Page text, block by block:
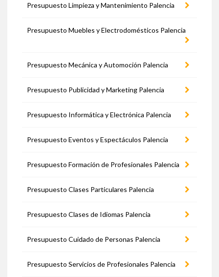
Presupuesto Limpieza y Mantenimiento Palencia
Presupuesto Muebles y Electrodomésticos Palencia
Presupuesto Mecánica y Automoción Palencia
Presupuesto Publicidad y Marketing Palencia
Presupuesto Informática y Electrónica Palencia
Presupuesto Eventos y Espectáculos Palencia
Presupuesto Formación de Profesionales Palencia
Presupuesto Clases Particulares Palencia
Presupuesto Clases de Idiomas Palencia
Presupuesto Cuidado de Personas Palencia
Presupuesto Servicios de Profesionales Palencia